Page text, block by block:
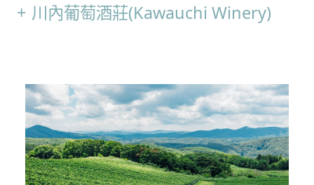
川內葡萄酒莊(Kawauchi Winery)